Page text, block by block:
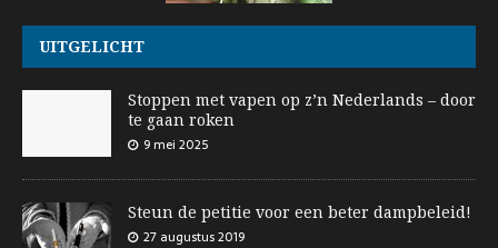
UITGELICHT
Stoppen met vapen op z’n Nederlands – door
te gaan roken
9 mei 2025
Steun de petitie voor een beter dampbeleid!
27 augustus 2019